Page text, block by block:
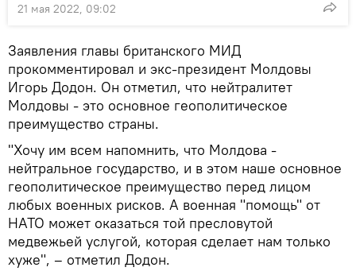
21 мая 2022, 09:02
Заявления главы британского МИД
прокомментировал и экс-президент Молдовы
Игорь Додон. Он отметил, что нейтралитет
Молдовы - это основное геополитическое
преимущество страны.
"Хочу им всем напомнить, что Молдова -
нейтральное государство, и в этом наше основное
геополитическое преимущество перед лицом
любых военных рисков. А военная "помощь" от
НАТО может оказаться той пресловутой
медвежьей услугой, которая сделает нам только
хуже", – отметил Додон.